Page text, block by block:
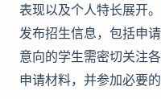
表现以及个人特长展开
发布招生信息，包括申
意向的学生需密切关注
申请材料，并参加必要的